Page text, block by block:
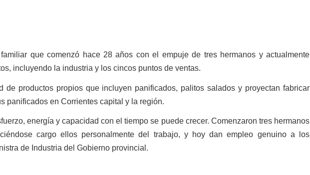
que comenzó hace 28 años con el empuje de tres hermanos y actualmente
incluyendo la industria y los cincos puntos de ventas.
de productos propios que incluyen panificados, palitos salados y proyectan fabricar
panificados en Corrientes capital y la región.
energía y capacidad con el tiempo se puede crecer. Comenzaron tres hermanos
cargo ellos personalmente del trabajo, y hoy dan empleo genuino a los
de Industria del Gobierno provincial.